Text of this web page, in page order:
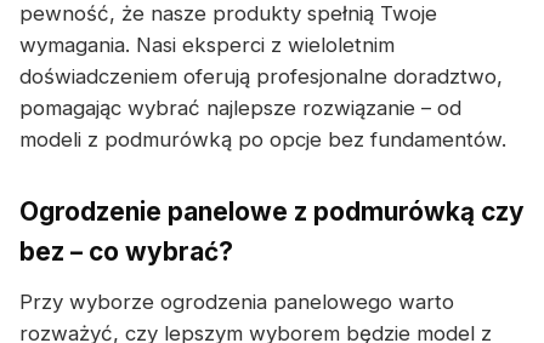
pewność, że nasze produkty spełnią Twoje
wymagania. Nasi eksperci z wieloletnim
doświadczeniem oferują profesjonalne doradztwo,
pomagając wybrać najlepsze rozwiązanie – od
modeli z podmurówką po opcje bez fundamentów.
Ogrodzenie panelowe z podmurówką czy
bez – co wybrać?
Przy wyborze ogrodzenia panelowego warto
rozważyć, czy lepszym wyborem będzie model z